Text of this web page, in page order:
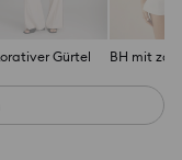
Gürtel